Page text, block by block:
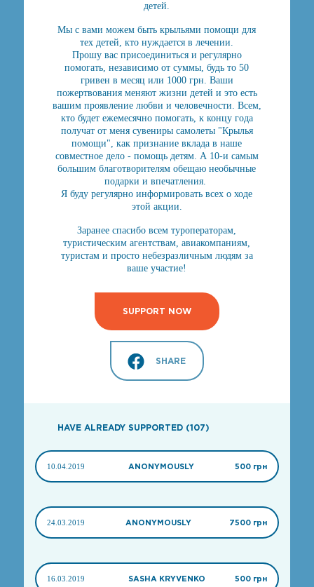
детей.
Мы с вами можем быть крыльями помощи для
тех детей, кто нуждается в лечении.
Прошу вас присоединиться и регулярно
помогать, независимо от суммы, будь то 50
гривен в месяц или 1000 грн. Ваши
пожертвования меняют жизни детей и это есть
вашим проявление любви и человечности. Всем,
кто будет ежемесячно помогать, к концу года
получат от меня сувениры самолеты "Крылья
помощи", как признание вклада в наше
совместное дело - помощь детям. А 10-и самым
большим благотворителям обещаю необычные
подарки и впечатления.
Я буду регулярно информировать всех о ходе
этой акции.
Заранее спасибо всем туроператорам,
туристическим агентствам, авиакомпаниям,
туристам и просто небезразличным людям за
ваше участие!
SUPPORT NOW
SHARE
HAVE ALREADY SUPPORTED (107)
10.04.2019 ANONYMOUSLY 500 грн
24.03.2019 ANONYMOUSLY 7500 грн
16.03.2019 SASHA KRYVENKO 500 грн